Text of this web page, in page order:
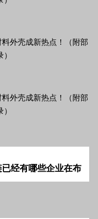
经有哪些企业在布